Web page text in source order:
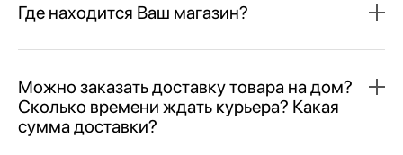
Где находится Ваш магазин?
Можно заказать доставку товара на дом?
Сколько времени ждать курьера? Какая
сумма доставки?